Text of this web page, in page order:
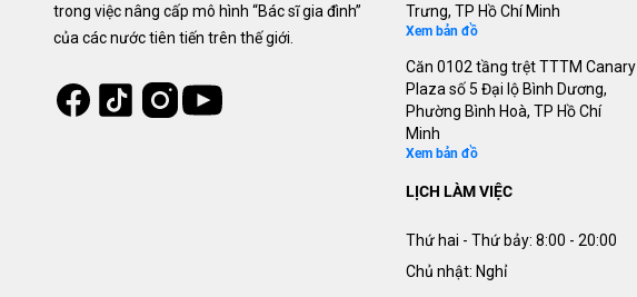
trong việc nâng cấp mô hình “Bác sĩ gia đình”
của các nước tiên tiến trên thế giới.
Facebook
Tiktok Instagram
Youtube
Trưng, TP Hồ Chí Minh
Xem bản đồ
Căn 0102 tầng trệt TTTM Canary
Plaza số 5 Đại lộ Bình Dương,
Phường Bình Hoà, TP Hồ Chí
Minh
Xem bản đồ
LỊCH LÀM VIỆC
Thứ hai - Thứ bảy: 8:00 - 20:00
Chủ nhật: Nghỉ